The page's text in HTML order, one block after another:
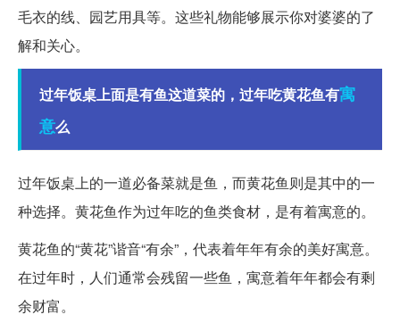
毛衣的线、园艺用具等。这些礼物能够展示你对婆婆的了
解和关心。
过年饭桌上面是有鱼这道菜的，过年吃黄花鱼有寓
意么
过年饭桌上的一道必备菜就是鱼，而黄花鱼则是其中的一
种选择。黄花鱼作为过年吃的鱼类食材，是有着寓意的。
黄花鱼的“黄花”谐音“有余”，代表着年年有余的美好寓意。
在过年时，人们通常会残留一些鱼，寓意着年年都会有剩
余财富。